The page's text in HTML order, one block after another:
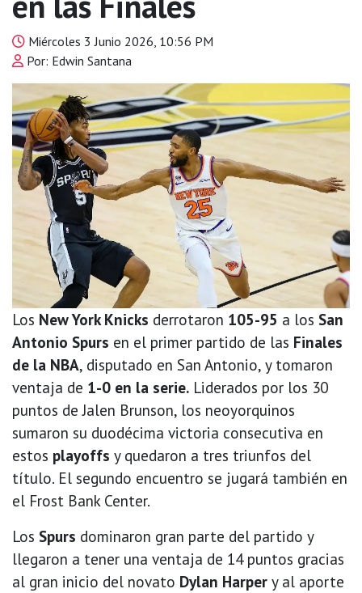
Miércoles 3 Junio 2026, 10:56 PM
Por: Edwin Santana
Los New York Knicks derrotaron 105-95 a los San
Antonio Spurs en el primer partido de las Finales
de la NBA, disputado en San Antonio, y tomaron
ventaja de 1-0 en la serie. Liderados por los 30
puntos de Jalen Brunson, los neoyorquinos
sumaron su duodécima victoria consecutiva en
estos playoffs y quedaron a tres triunfos del
título. El segundo encuentro se jugará también en
el Frost Bank Center.
Los Spurs dominaron gran parte del partido y
llegaron a tener una ventaja de 14 puntos gracias
al gran inicio del novato Dylan Harper y al aporte